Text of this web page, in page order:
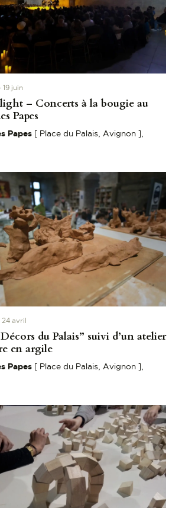
e
e
t
a
i
d
e
v
u
e
s
É
è
n
t
s
– Concerts à la bougie au
Papes
19 juin
Papes [ Place du Palais, Avignon ],
du Palais” suivi d’un atelier
en argile
24 avril
Papes [ Place du Palais, Avignon ],